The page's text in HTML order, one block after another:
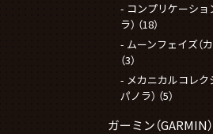
コンプリケーショ
ラ） （18）
ムーンフェイズ（
（3）
メカニカルコレク
パノラ） （5）
ガーミン（GARMIN）